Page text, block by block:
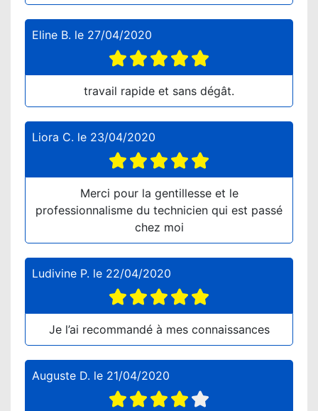
Eline B. le 27/04/2020
travail rapide et sans dégât.
Liora C. le 23/04/2020
Merci pour la gentillesse et le
professionnalisme du technicien qui est passé
chez moi
Ludivine P. le 22/04/2020
Je l’ai recommandé à mes connaissances
Auguste D. le 21/04/2020